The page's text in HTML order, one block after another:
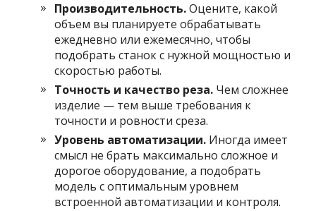
Производительность.Оцените, какой
объем вы планируете обрабатывать
ежедневно или ежемесячно, чтобы
подобрать станок с нужной мощностью и
скоростью работы.
Точность и качество реза. Чем сложнее
изделие — тем выше требования к
точности и ровности среза.
Уровень автоматизации. Иногда имеет
смысл не брать максимально сложное и
дорогое оборудование, а подобрать
модель с оптимальным уровнем
встроенной автоматизации и контроля.